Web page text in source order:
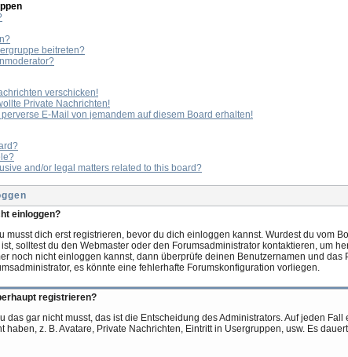
beitreten?
verschicken!
Private Nachrichten!
E-Mail von jemandem auf diesem Board erhalten!
and/or legal matters related to this board?
einloggen?
musst dich erst registrieren, bevor du dich einloggen kannst. Wurdest du vom
solltest du den Webmaster oder den Forumsadministrator kontaktieren, um
noch nicht einloggen kannst, dann überprüfe deinen Benutzernamen und das
es könnte eine fehlerhafte Forumskonfiguration vorliegen.
registrieren?
das gar nicht musst, das ist die Entscheidung des Administrators. Auf jeden
haben, z. B. Avatare, Private Nachrichten, Eintritt in Usergruppen, usw. Es